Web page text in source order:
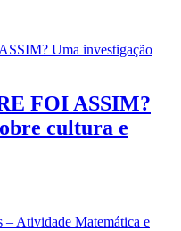
FOI ASSIM?
cultura e